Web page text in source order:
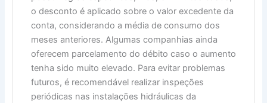
o desconto é aplicado sobre o valor excedente da
conta, considerando a média de consumo dos
meses anteriores. Algumas companhias ainda
oferecem parcelamento do débito caso o aumento
tenha sido muito elevado. Para evitar problemas
futuros, é recomendável realizar inspeções
periódicas nas instalações hidráulicas da